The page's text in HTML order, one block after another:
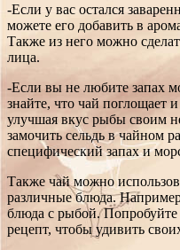
-Если у вас остался
можете его добавить в
Также из него можно
лица.
-Если вы не любите запах
знайте, что чай поглощает
улучшая вкус рыбы своим
замочить сельдь в чайном
специфический запах и
Также чай можно
различные блюда.
блюда с рыбой.
рецепт, чтобы удивить